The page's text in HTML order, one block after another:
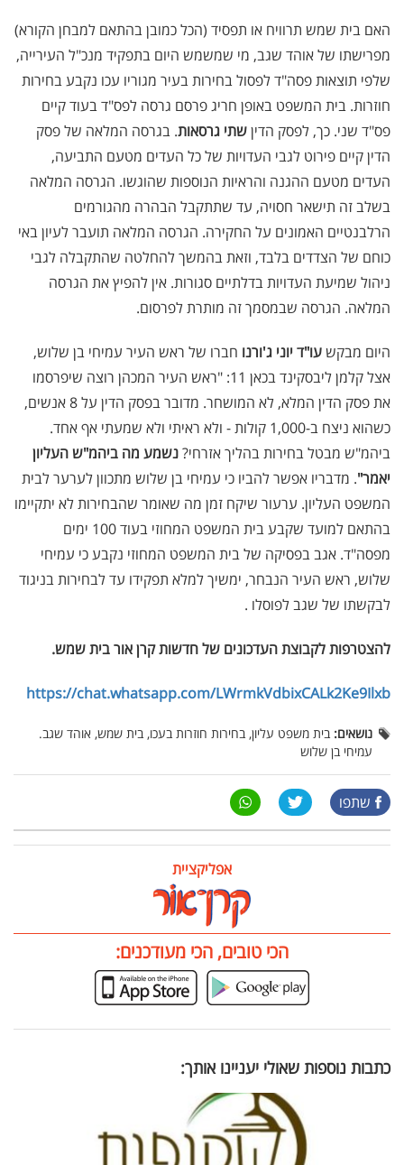
האם בית שמש תרוויח או תפסיד (הכל כמובן בהתאם למבחן הקורא)
מפרישתו של אוהד שגב, מי שמשמש היום בתפקיד מנכ"ל העירייה,
שלפי תוצאות פסה"ד לפסול בחירות בעיר מגוריו עכו נקבע בחירות
חוזרות. בית המשפט באופן חריג פרסם גרסה לפס"ד בעוד קיים
פס"ד שני. כך, לפסק הדיןשתי גרסאות. בגרסה המלאה של פסק
הדין קיים פירוט לגבי העדויות של כל העדים מטעם התביעה,
העדים מטעם ההגנה והראיות הנוספות שהוגשו. הגרסה המלאה
בשלב זה תישאר חסויה, עד שתתקבל הבהרה מהגורמים
הרלבנטיים האמונים על החקירה. הגרסה המלאה תועבר לעיון באי
כוחם של הצדדים בלבד, וזאת בהמשך להחלטה שהתקבלה לגבי
ניהול שמיעת העדויות בדלתיים סגורות. אין להפיץ את הגרסה
המלאה. הגרסה שבמסמך זה מותרת לפרסום.
היום מבקשעו"ד יוני ג'ורנו חברו של ראש העיר עמיחי בן שלוש,
אצל קלמן ליבסקינד בכאן 11: "ראש העיר המכהן רוצה שיפרסמו
את פסק הדין המלא, לא המושחר. מדובר בפסק הדין על 8 אנשים,
כשהוא ניצח ב-1,000 קולות - ולא ראיתי ולא שמעתי אף אחד.
ביהמ"ש מבטל בחירות בהליך אזרחי?נשמע מה ביהמ"ש העליון
יאמר". מדבריו אפשר להביו כי עמיחי בן שלוש מתכוון לערער לבית
המשפט העליון. ערעור שיקח זמן מה שאומר שהבחירות לא יתקיימו
בהתאם למועד שקבע בית המשפט המחוזי בעוד 100 ימים
מפסה"ד. אגב בפסיקה של בית המשפט המחוזי נקבע כי עמיחי
שלוש, ראש העיר הנבחר, ימשיך למלא תפקידו עד לבחירות בניגוד
לבקשתו של שגב לפוסלו .
להצטרפות לקבוצת העדכונים של חדשות קרן אור בית שמש.
https://chat.whatsapp.com/LWrmkVdbixCALk2Ke9Ilxb
נושאים: בית משפט עליון, בחירות חוזרות בעכו, בית שמש, אוהד שגב.
עמיחי בן שלוש
שתפו
אפליקציית
הכי טובים, הכי מעודכנים:
כתבות נוספות שאולי יעניינו אותך: